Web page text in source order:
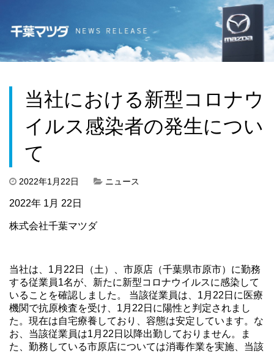
当社における新型コロナウ
イルス感染者の発生につい
て
2022年1月22日 ニュース
2022年 1月 22日
株式会社千葉マツダ
当社は、1月22日（土）、市原店（千葉県市原市）に勤務
する従業員1名が、新たに新型コロナウイルスに感染して
いることを確認しました。 当該従業員は、1月22日に医療
機関で抗原検査を受け、1月22日に陽性と判定されまし
た。現在は自宅療養しており、容態は安定しています。な
お、当該従業員は1月22日以降出勤しておりません。ま
た、勤務している市原店については消毒作業を実施、当該